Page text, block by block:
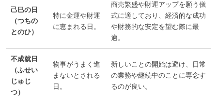
己巳の日
（つちの
とのひ）
特に金運や財運
に恵まれる日。
商売繁盛や財運アップを願う儀
式に適しており、経済的な成功
や財務的な安定を望む際に最
適。
不成就日
（ふせい
じゅじ
つ）
物事がうまく進
まないとされる
日。
新しいことの開始は避け、日常
の業務や継続中のことに専念す
るのが良い。